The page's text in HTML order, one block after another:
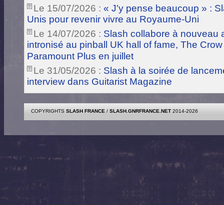
Le 15/07/2026 : « J'y pense beaucoup » :
Unis pour revenir vivre au Royaume-Uni
Le 14/07/2026 : Slash collabore à nouveau
intronisé au pinball UK hall of fame, The
Paramount Plus en juillet
Le 31/05/2026 : Slash à la soirée de
interview dans Guitarist Magazine
COPYRIGHTS SLASH FRANCE / SLASH.GNRFRANCE.NET 2014-2026